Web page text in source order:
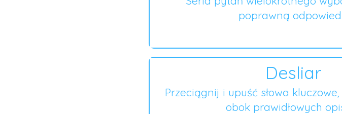
poprawną
Desliar
Przeciągnij i upuść słowa
obok prawidłowych